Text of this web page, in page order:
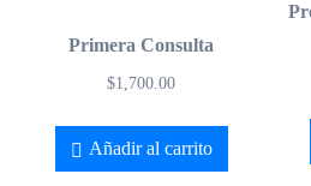
Primera Consulta
$1,700.00
Añadir al carrito